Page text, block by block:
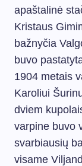
apaštalinė
Kristaus
bažnyčia
buvo
1904 metais
Karoliui
dviem
varpine buvo
svarbiausių
visame